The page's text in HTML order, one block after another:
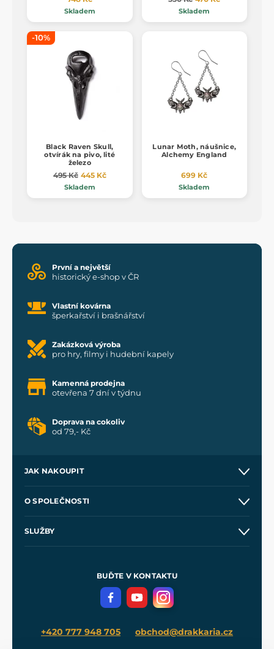
Skladem Skladem
-10%
Black Raven Skull,
otvírák na pivo, lité
železo
495 Kč 445 Kč
Skladem
Lunar Moth, náušnice,
Alchemy England
699 Kč
Skladem
První a největší
historický e-shop v ČR
Vlastní kovárna
šperkařství i brašnářství
Zakázková výroba
pro hry, filmy i hudební kapely
Kamenná prodejna
otevřena 7 dní v týdnu
Doprava na cokoliv
od 79,- Kč
JAK NAKOUPIT
Velkoobchod
O SPOLEČNOSTI
SLUŽBY
Meče pro Kingdom Come
BUĎTE V KONTAKTU
+420 777 948 705 obchod@drakkaria.cz